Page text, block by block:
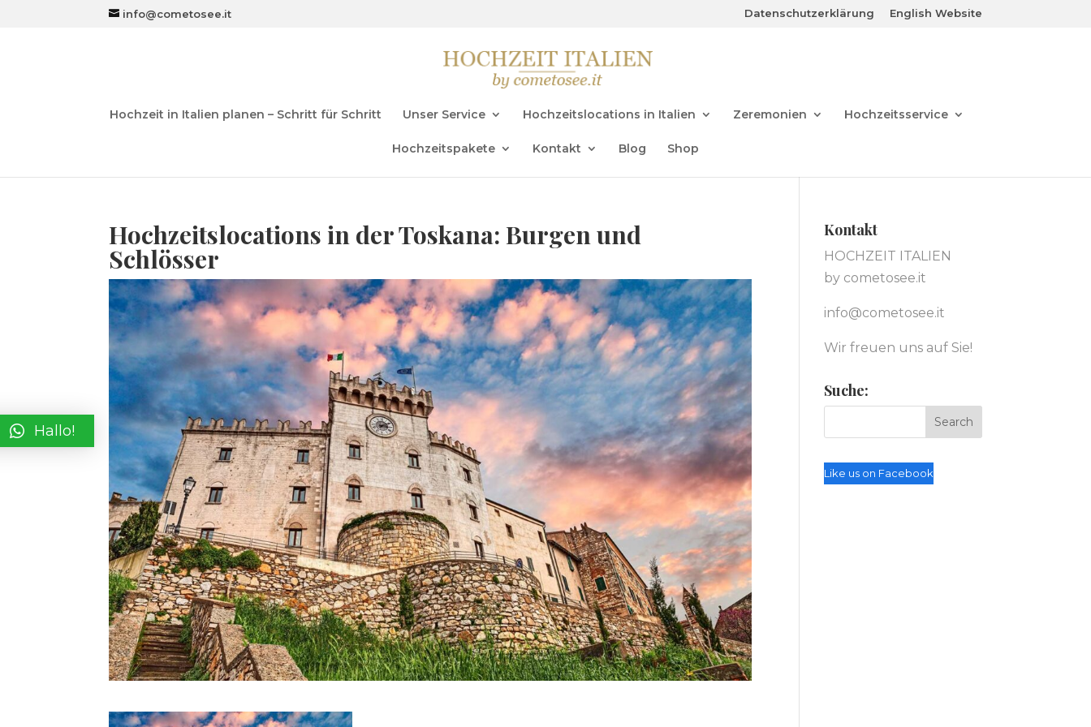
info@cometosee.it Datenschutzerklärung English Website
Hochzeit in Italien planen – Schritt für Schritt Unser Service Hochzeitslocations in Italien Zeremonien Hochzeitsservice
Hochzeitspakete Kontakt Blog Shop
Hochzeitslocations in der Toskana: Burgen und
Schlösser
Kontakt
HOCHZEIT ITALIEN
by cometosee.it
info@cometosee.it
Wir freuen uns auf Sie!
Suche:
Like us on Facebook
Hallo!